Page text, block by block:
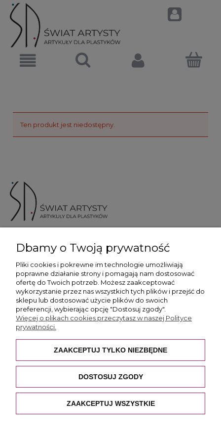
Ten produkt jest niedostępny.
Więcej informacji
Płatność i dostawa
Pomoc
O nas
Dbamy o Twoją prywatność
Pliki cookies i pokrewne im technologie umożliwiają
poprawne działanie strony i pomagają nam dostosować
ofertę do Twoich potrzeb. Możesz zaakceptować
wykorzystanie przez nas wszystkich tych plików i przejść do
sklepu lub dostosować użycie plików do swoich
preferencji, wybierając opcję "Dostosuj zgody".
Więcej o plikach cookies przeczytasz w naszej Polityce
prywatności.
ZAAKCEPTUJ TYLKO NIEZBĘDNE
DOSTOSUJ ZGODY
ZAAKCEPTUJ WSZYSTKIE